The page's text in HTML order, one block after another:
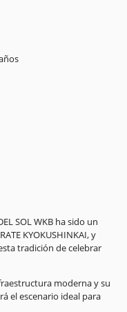
SOL WKB ha sido un
KYOKUSHINKAI, y
tradición de celebrar
moderna y su
el escenario ideal para